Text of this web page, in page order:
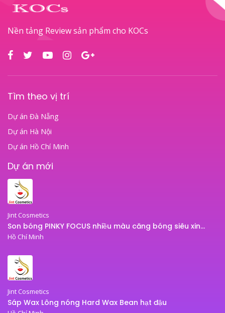
Nền tảng Review sản phẩm cho KOCs
Tìm theo vị trí
Dự án Đà Nẵng
Dự án Hà Nội
Dự án Hồ Chí Minh
Dự án mới
Jint Cosmetics
Son bóng PINKY FOCUS nhiều màu căng bóng siêu xinh – son bóng JINT
Hồ Chí Minh
Jint Cosmetics
Sáp Wax Lông nóng Hard Wax Bean hạt đậu